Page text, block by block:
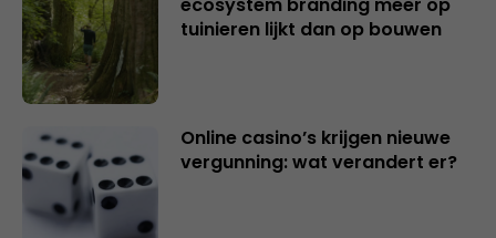
tuinieren lijkt dan op bouwen
Online casino’s krijgen nieuwe
vergunning: wat verandert er?